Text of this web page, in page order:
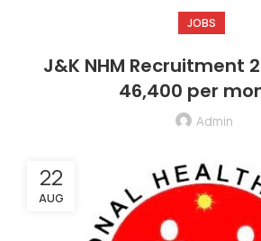
JOBS
J&K NHM Recruitment
46,400 per
Admin
22
AUG